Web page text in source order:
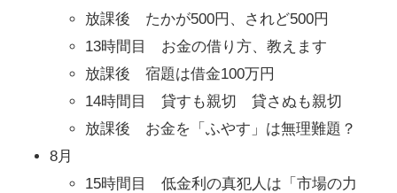
放課後 たかが500円、されど500円
13時間目 お金の借り方、教えます
放課後 宿題は借金100万円
14時間目 貸すも親切 貸さぬも親切
放課後 お金を「ふやす」は無理難題？
8月
15時間目 低金利の真犯人は「市場の力